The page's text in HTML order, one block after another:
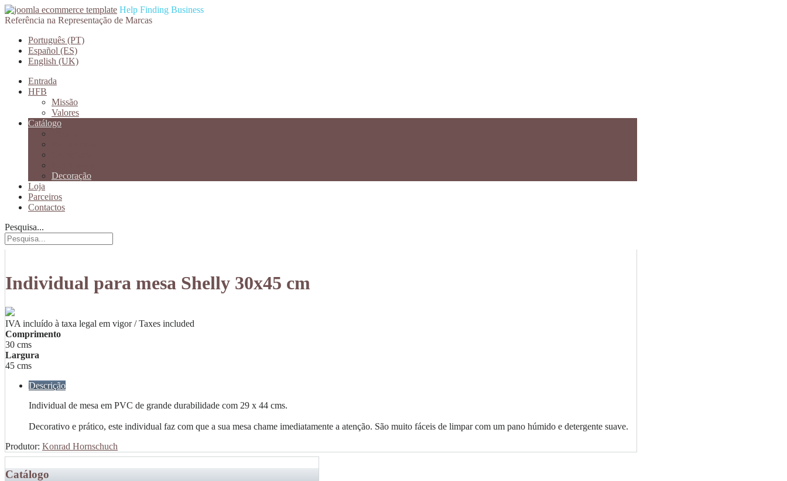
Help Finding Business
Referência na Representação de Marcas
Português (PT)
Español (ES)
English (UK)
Entrada
HFB
Missão
Valores
Catálogo
Decoração
Loja
Parceiros
Contactos
Pesquisa...
Individual para mesa Shelly 30x45 cm
IVA incluído à taxa legal em vigor / Taxes included
Comprimento
30 cms
Largura
45 cms
Descrição
Individual de mesa em PVC de grande durabilidade com 29 x 44 cms.
Decorativo e prático, este individual faz com que a sua mesa chame imediatamente a atenção. São muito fáceis de limpar com um pano húmido e detergente suave.
Produtor: Konrad Hornschuch
Catálogo